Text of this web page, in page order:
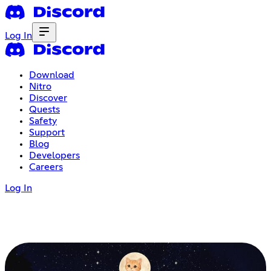
Log In
Download
Nitro
Discover
Quests
Safety
Support
Blog
Developers
Careers
Log In